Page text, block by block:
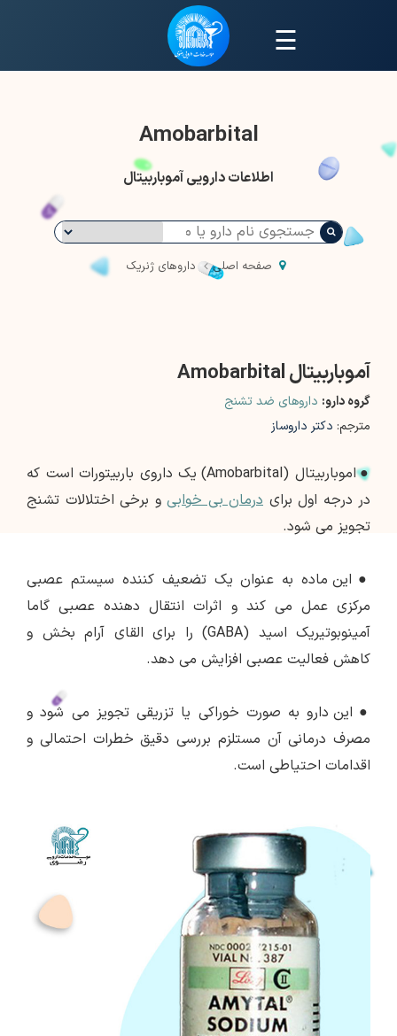
☰
Amobarbital
اطلاعات دارویی آموباربیتال
صفحه اصلی داروهای ژنریک
آموباربیتال Amobarbital
گروه دارو: داروهای ضد تشنج
مترجم: دکتر داروساز
●
اموباربیتال (Amobarbital) یک داروی باربیتورات است که
در درجه اول برای درمان بی خوابی و برخی اختلالات تشنج
تجویز می شود.
● این ماده به عنوان یک تضعیف کننده سیستم عصبی
مرکزی عمل می کند و اثرات انتقال دهنده عصبی گاما
آمینوبوتیریک اسید (GABA) را برای القای آرام بخش و
کاهش فعالیت عصبی افزایش می دهد.
● این دارو به صورت خوراکی یا تزریقی تجویز می شود و
مصرف درمانی آن مستلزم بررسی دقیق خطرات احتمالی و
اقدامات احتیاطی است.